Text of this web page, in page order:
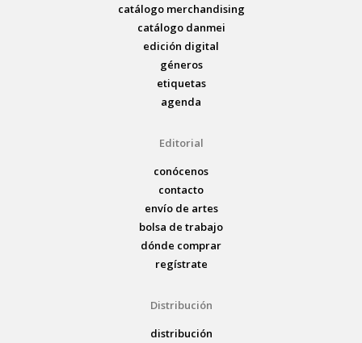
catálogo merchandising
catálogo danmei
edición digital
géneros
etiquetas
agenda
Editorial
conócenos
contacto
envío de artes
bolsa de trabajo
dónde comprar
regístrate
Distribución
distribución